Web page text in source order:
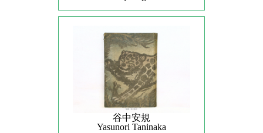
谷中安規
Yasunori Taninaka